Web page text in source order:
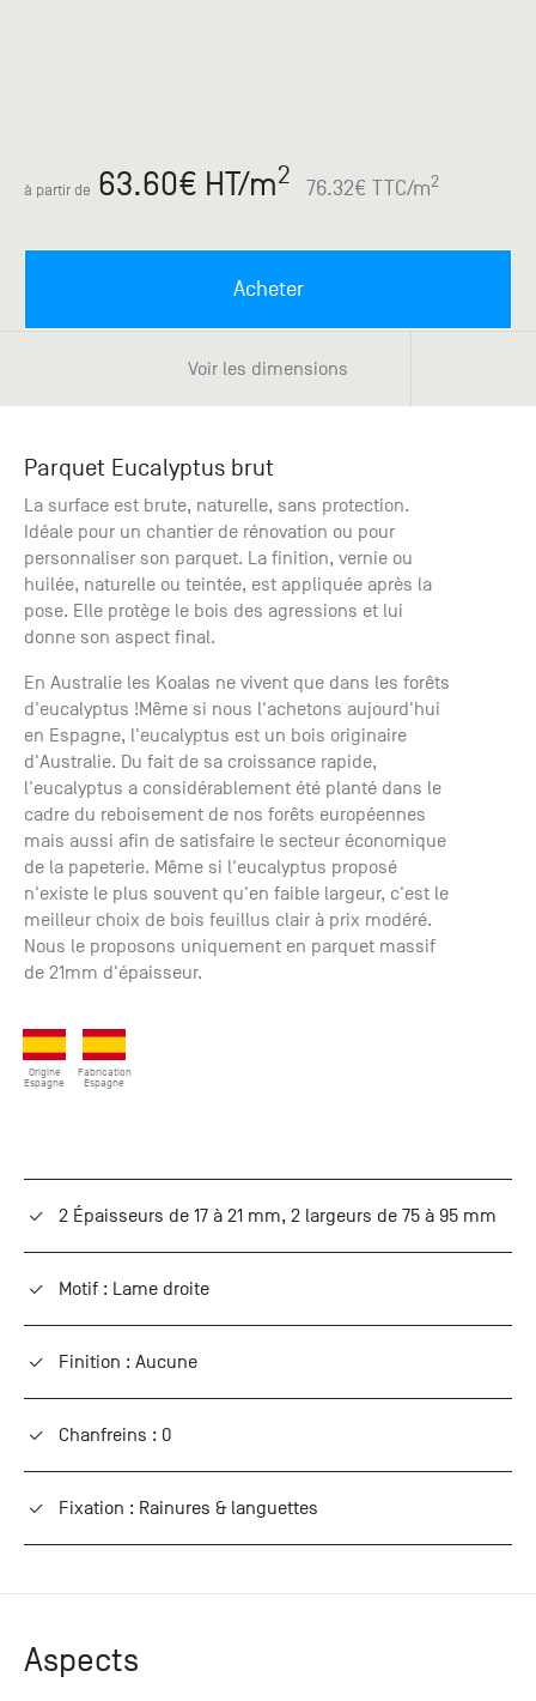
à partir de 63.60€ HT/m2 76.32€ TTC/m2
Acheter
Voir les dimensions
Parquet Eucalyptus brut
La surface est brute, naturelle, sans protection.
Idéale pour un chantier de rénovation ou pour
personnaliser son parquet. La finition, vernie ou
huilée, naturelle ou teintée, est appliquée après la
pose. Elle protège le bois des agressions et lui
donne son aspect final.
En Australie les Koalas ne vivent que dans les forêts
d'eucalyptus !Même si nous l'achetons aujourd'hui
en Espagne, l'eucalyptus est un bois originaire
d'Australie. Du fait de sa croissance rapide,
l'eucalyptus a considérablement été planté dans le
cadre du reboisement de nos forêts européennes
mais aussi afin de satisfaire le secteur économique
de la papeterie. Même si l'eucalyptus proposé
n'existe le plus souvent qu'en faible largeur, c'est le
meilleur choix de bois feuillus clair à prix modéré.
Nous le proposons uniquement en parquet massif
de 21mm d'épaisseur.
Origine
Espagne
Fabrication
Espagne
2 Épaisseurs de 17 à 21 mm, 2 largeurs de 75 à 95 mm
Motif : Lame droite
Finition : Aucune
Chanfreins : 0
Fixation : Rainures & languettes
Aspects
samedi
25, rue
Allendé -
Du lundi
au
samedi
+33 (0)1
30 06 09
22
22, route
Mantes -
78240
Chambourcy
de